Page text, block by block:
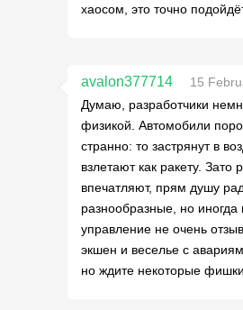
хаосом, это точно
avalon377714
15
Думаю, разработчики
физикой. Автомобили
странно: то застрянут в
взлетают как ракету. Зато
впечатляют, прям душу
разнообразные, но иногда
управление не очень
экшен и веселье с
но ждите некоторые